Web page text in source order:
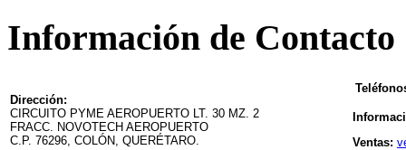
Información de Contacto
Dirección:
CIRCUITO PYME AEROPUERTO LT. 30 MZ. 2
FRACC. NOVOTECH AEROPUERTO
C.P. 76296, COLÓN, QUERÉTARO.
Ventas: